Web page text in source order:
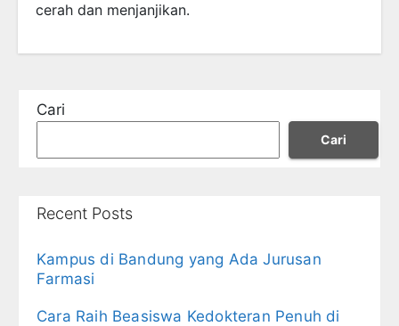
cerah dan menjanjikan.
Cari
Cari
Recent Posts
Kampus di Bandung yang Ada Jurusan
Farmasi
Cara Raih Beasiswa Kedokteran Penuh di